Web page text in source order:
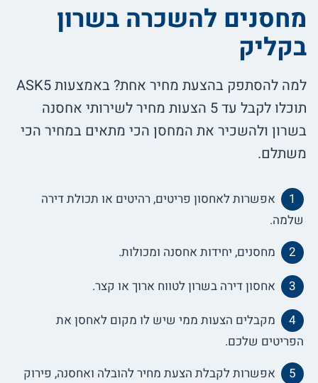
מחסנים להשכרה בשרון
בקליק
למה להסתפק בהצעת מחיר אחת? באמצעות ASK5
תוכלו לקבל עד 5 הצעות מחיר לשירותי אחסנה
בשרון ולהשכיר את המחסן הכי מתאים במחיר הכי
משתלם.
אפשרות לאחסון פריטים, רהיטים או תכולת דירה
שלמה.
מחסנים, יחידות אחסנה ומכולות.
אחסון דירה בשרון לטווח ארוך או קצר.
מקבלים הצעות ממי שיש לו מקום לאחסן את
הפריטים שלכם.
אפשרות לקבלת הצעת מחיר להובלה ואחסנה, פירוק